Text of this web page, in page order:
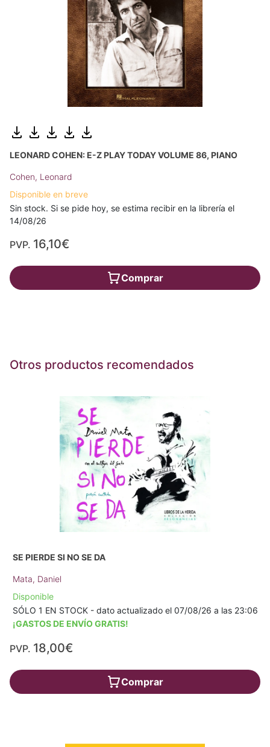
LEONARD COHEN: E-Z PLAY TODAY VOLUME 86, PIANO
Cohen, Leonard
Disponible en breve
Sin stock. Si se pide hoy, se estima recibir en la librería el
14/08/26
PVP. 16,10€
Comprar
Otros productos recomendados
SE PIERDE SI NO SE DA
Mata, Daniel
Disponible
SÓLO 1 EN STOCK - dato actualizado el 07/08/26 a las 23:06
¡GASTOS DE ENVÍO GRATIS!
PVP. 18,00€
Comprar